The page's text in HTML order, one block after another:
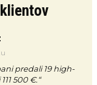
predali 19 high-
500 €.“